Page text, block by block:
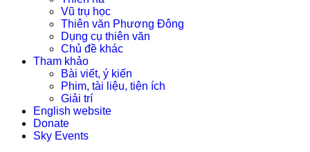
Vũ trụ học
Thiên văn Phương Đông
Dụng cụ thiên văn
Chủ đề khác
Tham khảo
Bài viết, ý kiến
Phim, tài liệu, tiện ích
Giải trí
English website
Donate
Sky Events